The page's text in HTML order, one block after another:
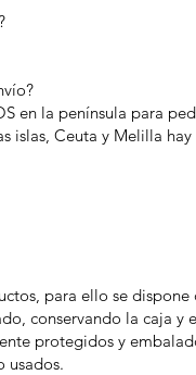
en la península para
islas, Ceuta y Melilla
para ello se
conservando la caja
protegidos y
usados.